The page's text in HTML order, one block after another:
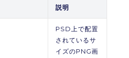
説明
PSD上で配置
されているサ
イズのPNG画